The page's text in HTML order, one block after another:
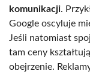
komunikacji.
Google oscyluje
Jeśli natomiast
tam ceny
obejrzenie.